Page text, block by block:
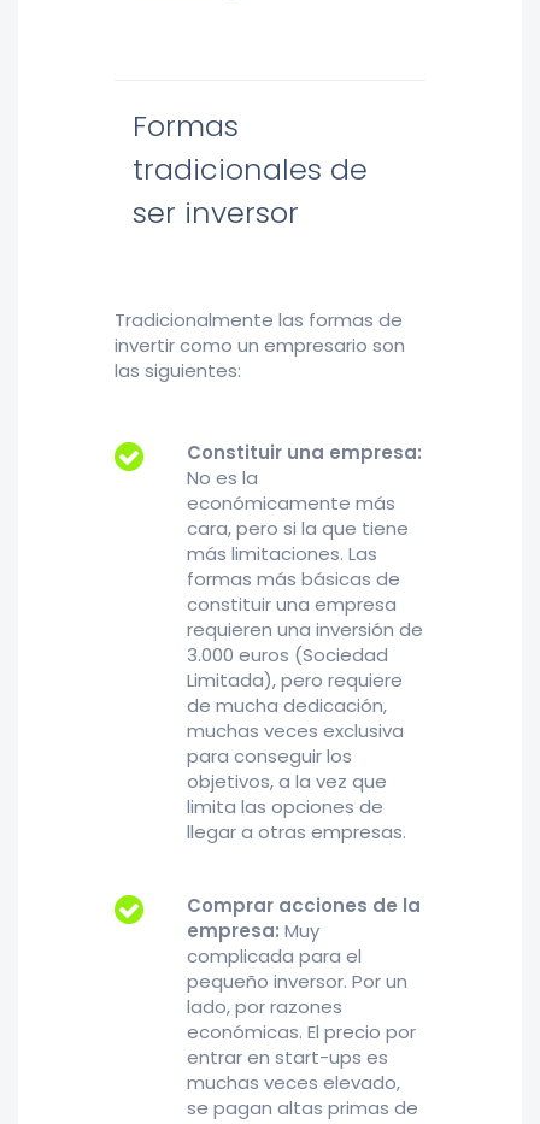
Formas
tradicionales de
ser inversor
Tradicionalmente las formas de
invertir como un empresario son
las siguientes:
Constituir una empresa:
No es la
económicamente más
cara, pero si la que tiene
más limitaciones. Las
formas más básicas de
constituir una empresa
requieren una inversión de
3.000 euros (Sociedad
Limitada), pero requiere
de mucha dedicación,
muchas veces exclusiva
para conseguir los
objetivos, a la vez que
limita las opciones de
llegar a otras empresas.
Comprar acciones de la
empresa: Muy
complicada para el
pequeño inversor. Por un
lado, por razones
económicas. El precio por
entrar en start-ups es
muchas veces elevado,
se pagan altas primas de